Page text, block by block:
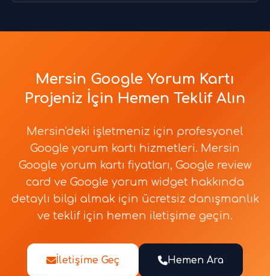
Mersin Google Yorum Kartı
Projeniz İçin Hemen Teklif Alın
Mersin'deki işletmeniz için profesyonel
Google yorum kartı hizmetleri. Mersin
Google yorum kartı fiyatları, Google review
card ve Google yorum widget hakkında
detaylı bilgi almak için ücretsiz danışmanlık
ve teklif için hemen iletişime geçin.
İletişime Geç Hemen Ara